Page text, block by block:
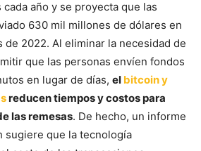
año y se proyecta que las
630 mil millones de dólares en
de 2022. Al eliminar la necesidad de
que las personas envíen fondos
en lugar de días, el bitcoin y
reducen tiempos y costos para
las remesas. De hecho, un informe
sugiere que la tecnología